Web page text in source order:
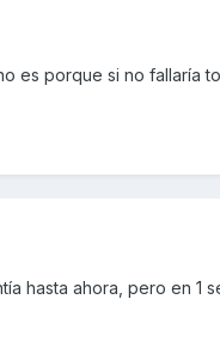
es porque si no fallaría
hasta ahora, pero en 1